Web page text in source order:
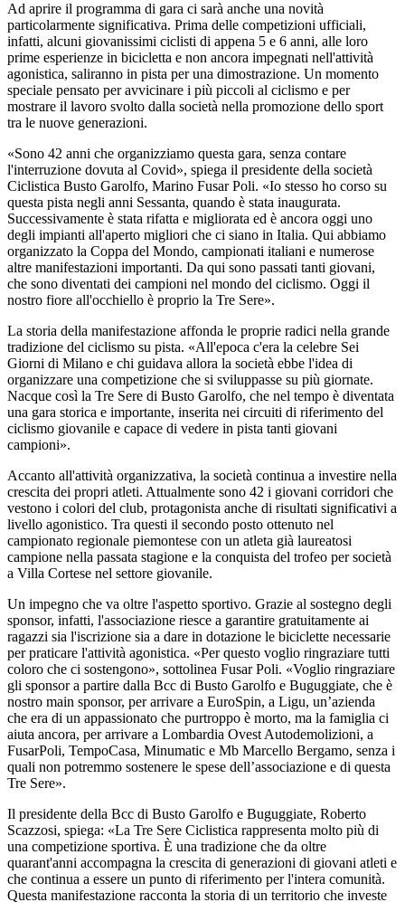
Ad aprire il programma di gara ci sarà anche una novità
particolarmente significativa. Prima delle competizioni ufficiali,
infatti, alcuni giovanissimi ciclisti di appena 5 e 6 anni, alle loro
prime esperienze in bicicletta e non ancora impegnati nell'attività
agonistica, saliranno in pista per una dimostrazione. Un momento
speciale pensato per avvicinare i più piccoli al ciclismo e per
mostrare il lavoro svolto dalla società nella promozione dello sport
tra le nuove generazioni.
«Sono 42 anni che organizziamo questa gara, senza contare
l'interruzione dovuta al Covid», spiega il presidente della società
Ciclistica Busto Garolfo, Marino Fusar Poli. «Io stesso ho corso su
questa pista negli anni Sessanta, quando è stata inaugurata.
Successivamente è stata rifatta e migliorata ed è ancora oggi uno
degli impianti all'aperto migliori che ci siano in Italia. Qui abbiamo
organizzato la Coppa del Mondo, campionati italiani e numerose
altre manifestazioni importanti. Da qui sono passati tanti giovani,
che sono diventati dei campioni nel mondo del ciclismo. Oggi il
nostro fiore all'occhiello è proprio la Tre Sere».
La storia della manifestazione affonda le proprie radici nella grande
tradizione del ciclismo su pista. «All'epoca c'era la celebre Sei
Giorni di Milano e chi guidava allora la società ebbe l'idea di
organizzare una competizione che si sviluppasse su più giornate.
Nacque così la Tre Sere di Busto Garolfo, che nel tempo è diventata
una gara storica e importante, inserita nei circuiti di riferimento del
ciclismo giovanile e capace di vedere in pista tanti giovani
campioni».
Accanto all'attività organizzativa, la società continua a investire nella
crescita dei propri atleti. Attualmente sono 42 i giovani corridori che
vestono i colori del club, protagonista anche di risultati significativi a
livello agonistico. Tra questi il secondo posto ottenuto nel
campionato regionale piemontese con un atleta già laureatosi
campione nella passata stagione e la conquista del trofeo per società
a Villa Cortese nel settore giovanile.
Un impegno che va oltre l'aspetto sportivo. Grazie al sostegno degli
sponsor, infatti, l'associazione riesce a garantire gratuitamente ai
ragazzi sia l'iscrizione sia a dare in dotazione le biciclette necessarie
per praticare l'attività agonistica. «Per questo voglio ringraziare tutti
coloro che ci sostengono», sottolinea Fusar Poli. «Voglio ringraziare
gli sponsor a partire dalla Bcc di Busto Garolfo e Buguggiate, che è
nostro main sponsor, per arrivare a EuroSpin, a Ligu, un’azienda
che era di un appassionato che purtroppo è morto, ma la famiglia ci
aiuta ancora, per arrivare a Lombardia Ovest Autodemolizioni, a
FusarPoli, TempoCasa, Minumatic e Mb Marcello Bergamo, senza i
quali non potremmo sostenere le spese dell’associazione e di questa
Tre Sere».
Il presidente della Bcc di Busto Garolfo e Buguggiate, Roberto
Scazzosi, spiega: «La Tre Sere Ciclistica rappresenta molto più di
una competizione sportiva. È una tradizione che da oltre
quarant'anni accompagna la crescita di generazioni di giovani atleti e
che continua a essere un punto di riferimento per l'intera comunità.
Questa manifestazione racconta la storia di un territorio che investe